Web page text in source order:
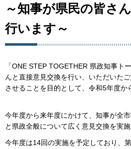
～知事が県民の皆さ
行います～
「ONE STEP TOGETHER 県政知事ト
んと直接意見交換を行い、いただいた
させることを目的として、令和5年度か
今年度から来年度にかけて、知事が全
と県政全般について広く意見交換を実施
今年度は14回の実施を予定しており、